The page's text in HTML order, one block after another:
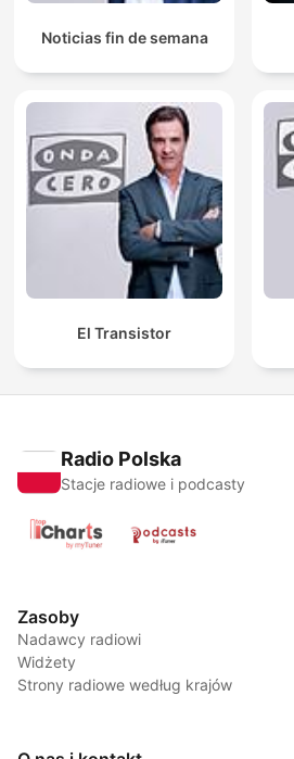
Noticias fin de semana
El Transistor
Radio Polska
Stacje radiowe i podcasty
Zasoby
Nadawcy radiowi
Widżety
Strony radiowe według krajów